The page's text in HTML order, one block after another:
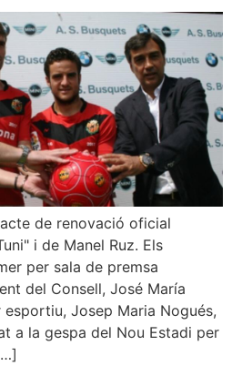
de renovació oficial
i de Manel Ruz. Els
per sala de premsa
del Consell, José María
Josep Maria Nogués,
a la gespa del Nou Estadi per